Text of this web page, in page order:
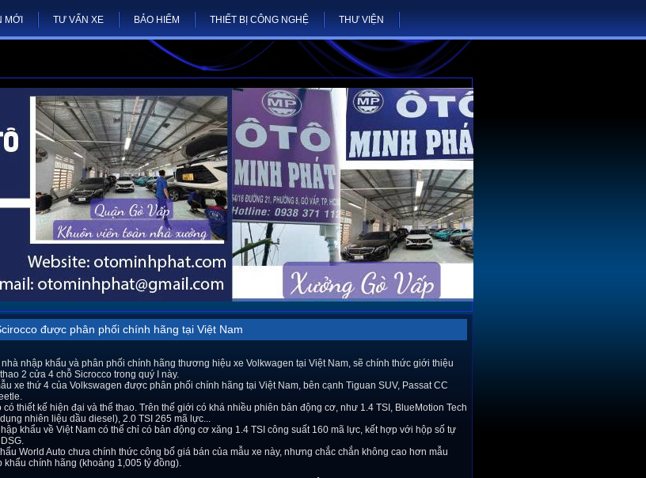
MỚI TƯ VẤN XE BẢO HIỂM THIẾT BỊ CÔNG NGHỆ
THƯ VIỆN
được phân phối chính hãng tại Việt Nam
nhà nhập khẩu và phân phối chính hãng thương hiệu xe Volkwagen tại Việt Nam, sẽ chính thức giới thiệu
2 cửa 4 chỗ Sicrocco trong quý I này.
xe thứ 4 của Volkswagen được phân phối chính hãng tại Việt Nam, bên cạnh Tiguan SUV, Passat CC
có thiết kế hiện đại và thể thao. Trên thế giới có khá nhiều phiên bản động cơ, như 1.4 TSI, BlueMotion Tech
nhiên liệu dầu diesel), 2.0 TSI 265 mã lực...
khẩu về Việt Nam có thể chỉ có bản động cơ xăng 1.4 TSI công suất 160 mã lực, kết hợp với hộp số tự
World Auto chưa chính thức công bố giá bán của mẫu xe này, nhưng chắc chắn không cao hơn mẫu
khẩu chính hãng (khoảng 1,005 tỷ đồng).